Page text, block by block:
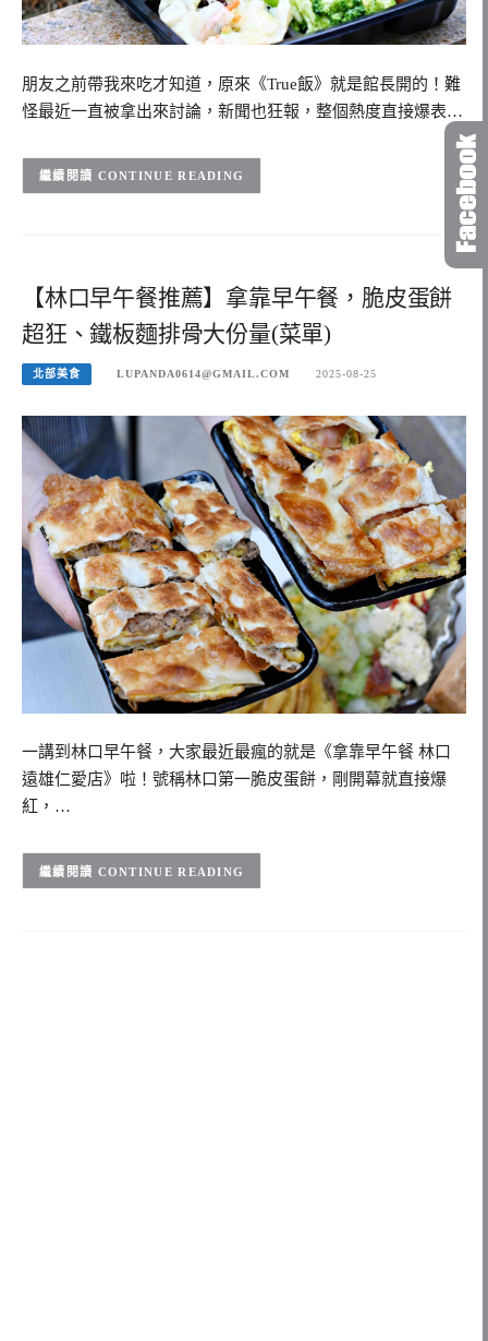
朋友之前帶我來吃才知道，原來《True飯》就是館長開的！難
怪最近一直被拿出來討論，新聞也狂報，整個熱度直接爆表…
CONTINUE READING
【林口早午餐推薦】拿靠早午餐，脆皮蛋餅
超狂、鐵板麵排骨大份量(菜單)
北部美食 LUPANDA0614@GMAIL.COM 2025-08-25
一講到林口早午餐，大家最近最瘋的就是《拿靠早午餐 林口
遠雄仁愛店》啦！號稱林口第一脆皮蛋餅，剛開幕就直接爆
紅，…
CONTINUE READING